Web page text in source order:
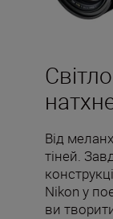
Від
тіней.
Nikon у
ви